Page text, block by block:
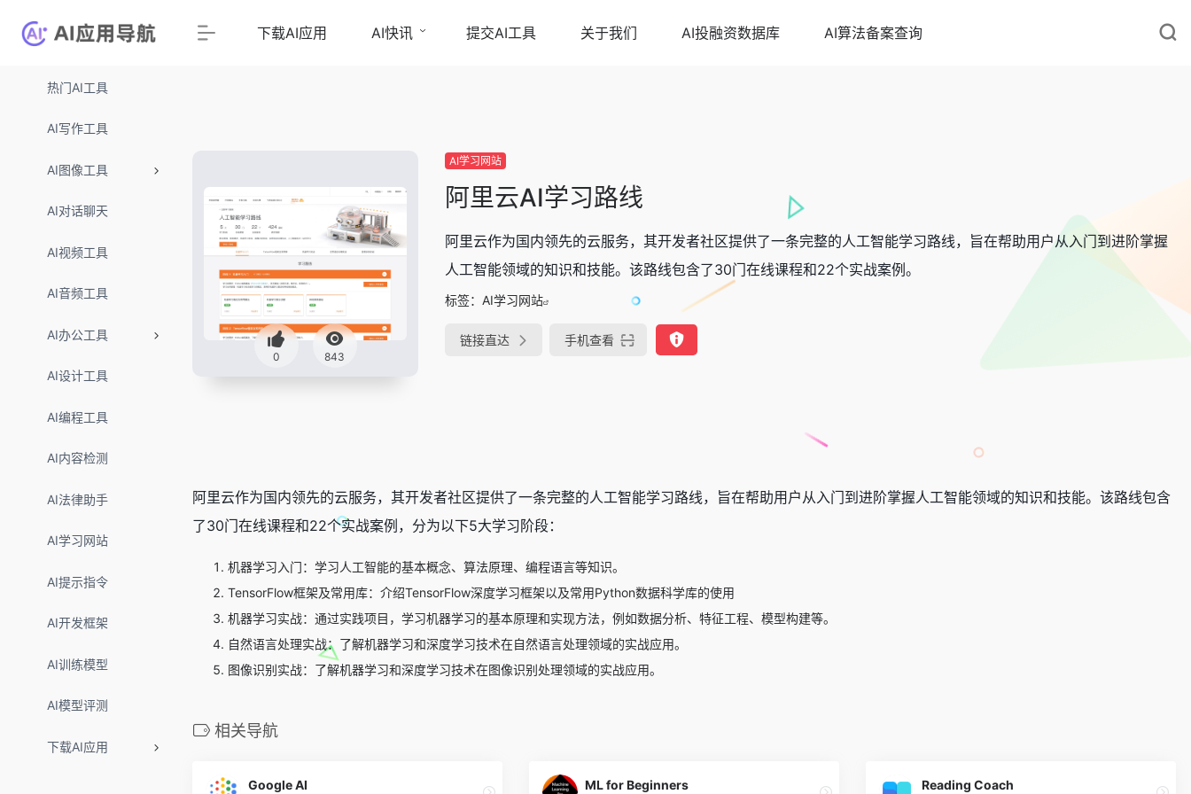
热门AI工具
AI写作工具
AI图像工具
AI对话聊天
AI视频工具
AI音频工具
AI办公工具
AI设计工具
AI编程工具
AI内容检测
AI法律助手
AI学习网站
AI提示指令
AI开发框架
AI训练模型
AI模型评测
下载AI应用
下载AI应用 AI快讯 提交AI工具 关于我们 AI投融资数据库 AI算法备案查询
0 843
AI学习网站
阿里云AI学习路线
阿里云作为国内领先的云服务，其开发者社区提供了一条完整的人工智能学习路线，旨在帮助用户从入门到进阶掌握
人工智能领域的知识和技能。该路线包含了30门在线课程和22个实战案例。
标签： AI学习网站
链接直达 手机查看
阿里云作为国内领先的云服务，其开发者社区提供了一条完整的人工智能学习路线，旨在帮助用户从入门到进阶掌握人工智能领域的知识和技能。该路线包含
了30门在线课程和22个实战案例，分为以下5大学习阶段：
机器学习入门：学习人工智能的基本概念、算法原理、编程语言等知识。
TensorFlow框架及常用库：介绍TensorFlow深度学习框架以及常用Python数据科学库的使用
机器学习实战：通过实践项目，学习机器学习的基本原理和实现方法，例如数据分析、特征工程、模型构建等。
自然语言处理实战：了解机器学习和深度学习技术在自然语言处理领域的实战应用。
图像识别实战：了解机器学习和深度学习技术在图像识别处理领域的实战应用。
相关导航
Google AI ML for Beginners Reading Coach